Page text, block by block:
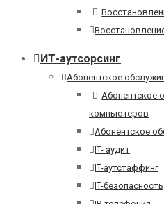
ИТ-аутсорсинг
Абонентское
Абонентское
компьютеров
Абонентское
IT- аудит
IT-аутстаффинг
IT-безопасность